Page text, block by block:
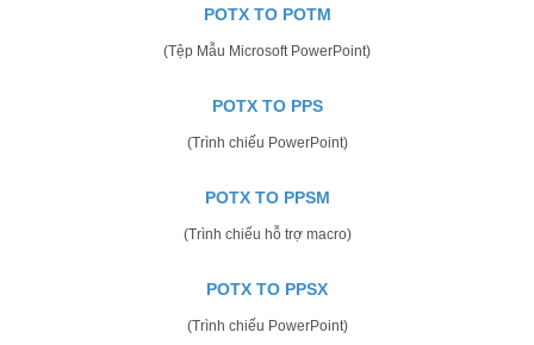
POTX TO POTM
(Tệp Mẫu Microsoft PowerPoint)
POTX TO PPS
(Trình chiếu PowerPoint)
POTX TO PPSM
(Trình chiếu hỗ trợ macro)
POTX TO PPSX
(Trình chiếu PowerPoint)